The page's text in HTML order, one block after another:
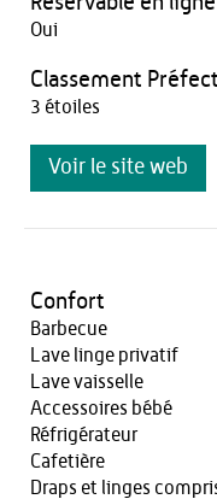
Oui
Classement
3 étoiles
Voir le site web
Confort
Barbecue
Lave linge privatif
Lave vaisselle
Accessoires bébé
Réfrigérateur
Cafetière
Draps et linges